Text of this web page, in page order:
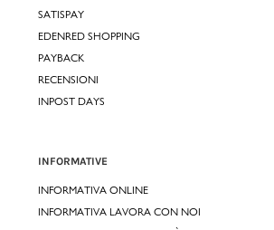
SATISPAY
EDENRED SHOPPING
PAYBACK
RECENSIONI
INPOST DAYS
INFORMATIVE
INFORMATIVA ONLINE
INFORMATIVA LAVORA CON NOI